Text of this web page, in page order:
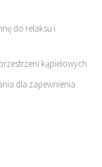
do relaksu i
kąpielowych.
dla zapewnienia